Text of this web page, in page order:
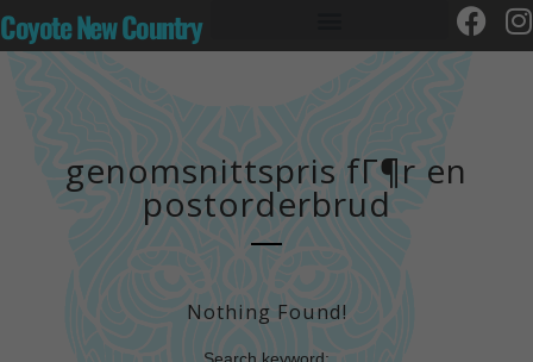
Coyote New Country
genomsnittspris fГ¶r en
postorderbrud
Nothing Found!
Search keyword: